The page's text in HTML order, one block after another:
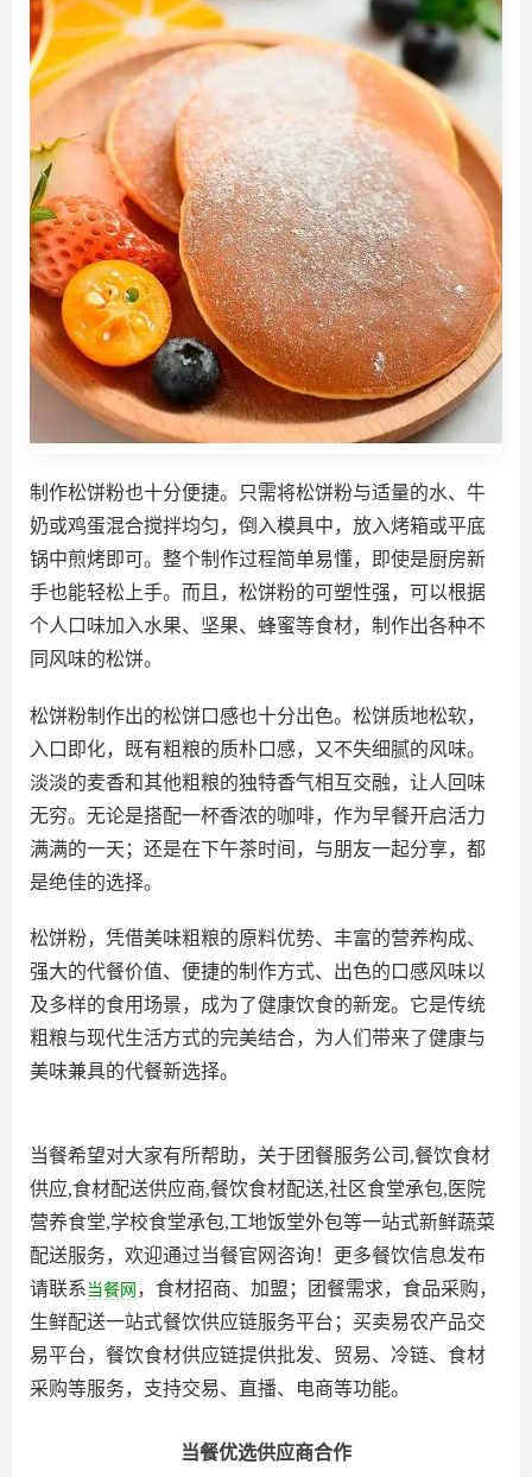
制作松饼粉也十分便捷。只需将松饼粉与适量的水、牛
奶或鸡蛋混合搅拌均匀，倒入模具中，放入烤箱或平底
锅中煎烤即可。整个制作过程简单易懂，即使是厨房新
手也能轻松上手。而且，松饼粉的可塑性强，可以根据
个人口味加入水果、坚果、蜂蜜等食材，制作出各种不
同风味的松饼。
松饼粉制作出的松饼口感也十分出色。松饼质地松软，
入口即化，既有粗粮的质朴口感，又不失细腻的风味。
淡淡的麦香和其他粗粮的独特香气相互交融，让人回味
无穷。无论是搭配一杯香浓的咖啡，作为早餐开启活力
满满的一天；还是在下午茶时间，与朋友一起分享，都
是绝佳的选择。
松饼粉，凭借美味粗粮的原料优势、丰富的营养构成、
强大的代餐价值、便捷的制作方式、出色的口感风味以
及多样的食用场景，成为了健康饮食的新宠。它是传统
粗粮与现代生活方式的完美结合，为人们带来了健康与
美味兼具的代餐新选择。
当餐希望对大家有所帮助，关于团餐服务公司,餐饮食材
供应,食材配送供应商,餐饮食材配送,社区食堂承包,医院
营养食堂,学校食堂承包,工地饭堂外包等一站式新鲜蔬菜
配送服务，欢迎通过当餐官网咨询！更多餐饮信息发布
请联系当餐网 ，食材招商、加盟；团餐需求，食品采购，
生鲜配送一站式餐饮供应链服务平台；买卖易农产品交
易平台，餐饮食材供应链提供批发、贸易、冷链、食材
采购等服务，支持交易、直播、电商等功能。
当餐优选供应商合作